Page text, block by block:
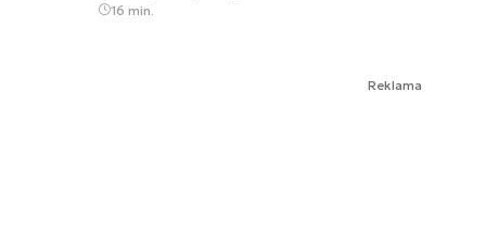
16 min.
Reklama